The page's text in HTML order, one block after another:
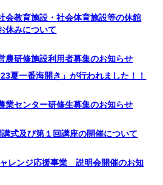
会教育施設・社会体育施設等の休館
休みについて
研修施設利用者募集のお知らせ
夏一番海開き」が行われました！！
センター研修生募集のお知らせ
式及び第１回講座の開催について
レンジ応援事業 説明会開催のお知